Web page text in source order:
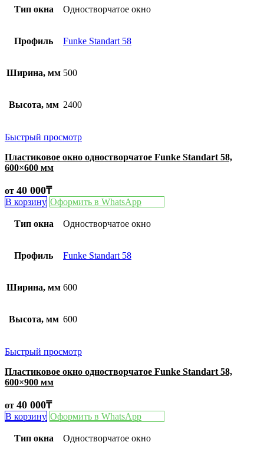
Тип окна Одностворчатое окно
Профиль Funke Standart 58
Ширина, мм 500
Высота, мм 2400
Быстрый просмотр
Пластиковое окно одностворчатое Funke Standart 58,
600×600 мм
от 40 000₸
В корзину Оформить в WhatsApp
Тип окна Одностворчатое окно
Профиль Funke Standart 58
Ширина, мм 600
Высота, мм 600
Быстрый просмотр
Пластиковое окно одностворчатое Funke Standart 58,
600×900 мм
от 40 000₸
В корзину Оформить в WhatsApp
Тип окна Одностворчатое окно